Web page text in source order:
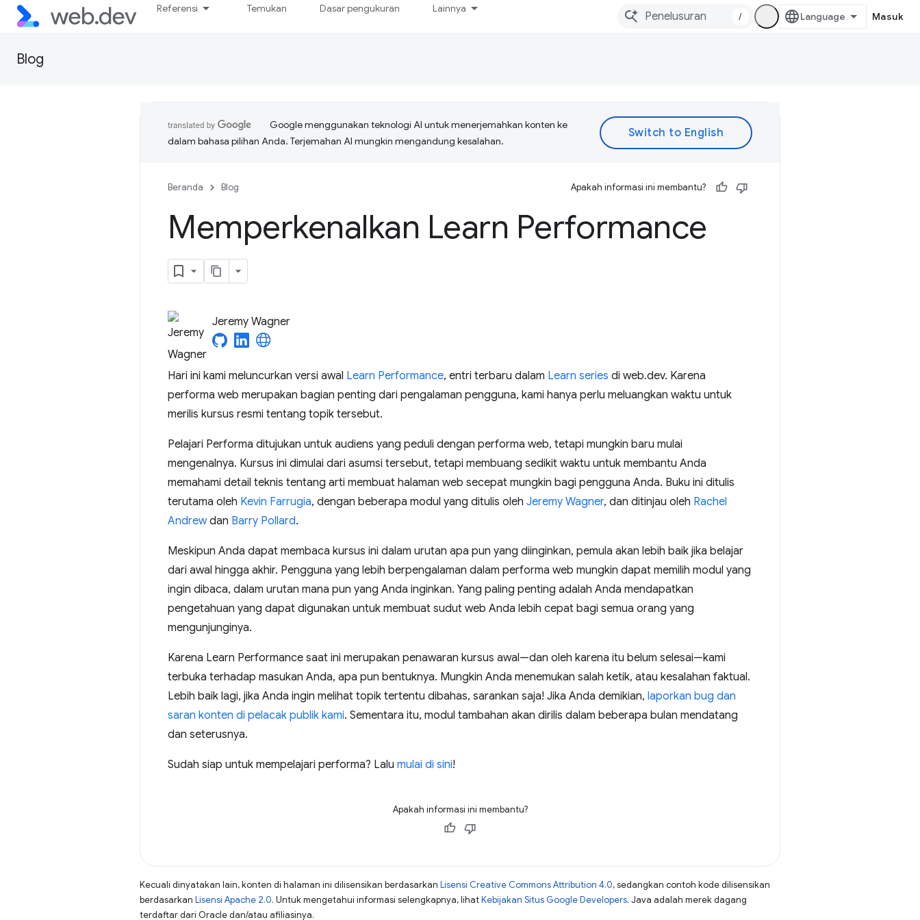
Referensi Temukan Dasar pengukuran Lainnya
/ Masuk
Blog
Google menggunakan teknologi AI untuk menerjemahkan konten ke
dalam bahasa pilihan Anda. Terjemahan AI mungkin mengandung kesalahan.
Beranda Blog Apakah informasi ini membantu?
Memperkenalkan Learn Performance
Jeremy Wagner
Hari ini kami meluncurkan versi awal Learn Performance, entri terbaru dalam Learn series di web.dev. Karena
performa web merupakan bagian penting dari pengalaman pengguna, kami hanya perlu meluangkan waktu untuk
merilis kursus resmi tentang topik tersebut.
Pelajari Performa ditujukan untuk audiens yang peduli dengan performa web, tetapi mungkin baru mulai
mengenalnya. Kursus ini dimulai dari asumsi tersebut, tetapi membuang sedikit waktu untuk membantu Anda
memahami detail teknis tentang arti membuat halaman web secepat mungkin bagi pengguna Anda. Buku ini ditulis
terutama oleh Kevin Farrugia, dengan beberapa modul yang ditulis oleh Jeremy Wagner, dan ditinjau oleh Rachel
Andrewdan Barry Pollard.
Meskipun Anda dapat membaca kursus ini dalam urutan apa pun yang diinginkan, pemula akan lebih baik jika belajar
dari awal hingga akhir. Pengguna yang lebih berpengalaman dalam performa web mungkin dapat memilih modul yang
ingin dibaca, dalam urutan mana pun yang Anda inginkan. Yang paling penting adalah Anda mendapatkan
pengetahuan yang dapat digunakan untuk membuat sudut web Anda lebih cepat bagi semua orang yang
mengunjunginya.
Karena Learn Performance saat ini merupakan penawaran kursus awal—dan oleh karena itu belum selesai—kami
terbuka terhadap masukan Anda, apa pun bentuknya. Mungkin Anda menemukan salah ketik, atau kesalahan faktual.
Lebih baik lagi, jika Anda ingin melihat topik tertentu dibahas, sarankan saja! Jika Anda demikian, laporkan bug dan
saran konten di pelacak publik kami. Sementara itu, modul tambahan akan dirilis dalam beberapa bulan mendatang
dan seterusnya.
Sudah siap untuk mempelajari performa? Lalu mulai di sini!
Apakah informasi ini membantu?
Kecuali dinyatakan lain, konten di halaman ini dilisensikan berdasarkan Lisensi Creative Commons Attribution 4.0, sedangkan contoh kode dilisensikan
berdasarkan Lisensi Apache 2.0. Untuk mengetahui informasi selengkapnya, lihatKebijakan Situs Google Developers. Java adalah merek dagang
terdaftar dari Oracle dan/atau afiliasinya.